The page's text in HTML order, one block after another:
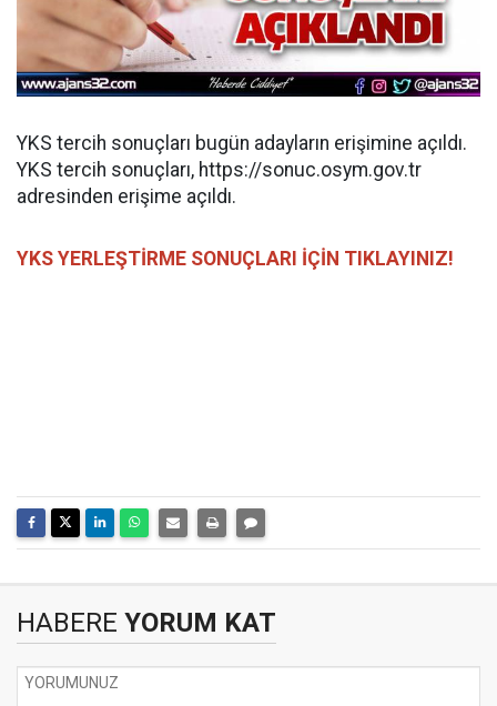
YKS tercih sonuçları bugün adayların erişimine açıldı.
YKS tercih sonuçları, https://sonuc.osym.gov.tr
adresinden erişime açıldı.
YKS YERLEŞTİRME SONUÇLARI İÇİN TIKLAYINIZ!
HABERE YORUM KAT